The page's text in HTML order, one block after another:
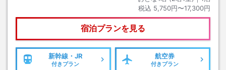
税込 5,750円〜17,300円
宿泊プランを見る
新幹線・JR
付きプラン
航空券
付きプラン